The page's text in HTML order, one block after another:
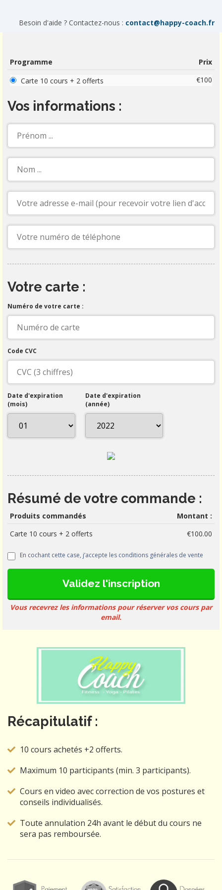
Besoin d'aide ? Contactez-nous : contact@happy-coach.fr
Programme
Prix
€100
Carte 10 cours + 2 offerts
Vos informations :
Votre carte :
Numéro de votre carte :
Code CVC
Date d'expiration
(mois)
Date d'expiration
(année)
Résumé de votre commande :
Produits commandés
Montant :
Carte 10 cours + 2 offerts
€100.00
En cochant cette case, j’accepte les conditions générales de vente
Validez l'inscription
Vous recevrez les informations pour réserver vos cours par
email.
Récapitulatif :
10 cours achetés +2 offerts.
Maximum 10 participants (min. 3 participants).
Cours en video avec correction de vos postures et
conseils individualisés.
Toute annulation 24h avant le début du cours ne
sera pas remboursée.